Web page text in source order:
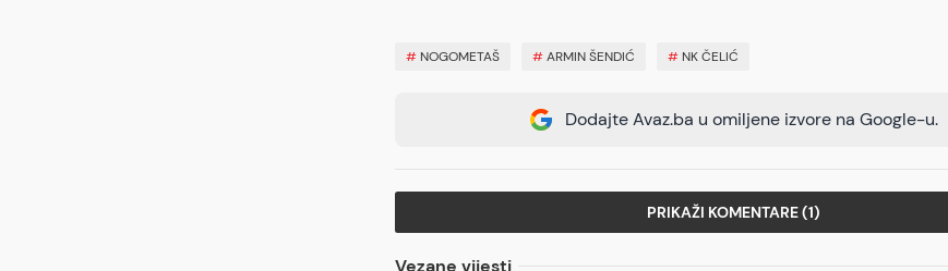
# NOGOMETAŠ #ARMIN ŠENDIĆ # NK ČELIĆ
Dodajte Avaz.ba u omiljene izvore na Google-u.
PRIKAŽI KOMENTARE (1)
Vezane vijesti